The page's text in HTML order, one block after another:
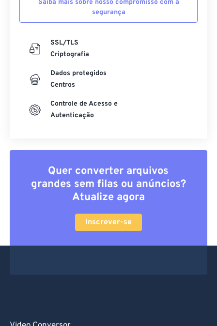
Saiba mais sobre nosso compromisso com a
segurança
SSL/TLS
Criptografia
Dados protegidos
Centros
Controle de Acesso e
Autenticação
Quer converter arquivos
grandes sem filas ou anúncios?
Atualize agora
Inscrever-se